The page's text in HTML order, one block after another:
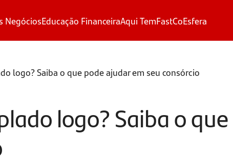
NegóciosEducação FinanceiraAqui TemFastCoEsfera
logo? Saiba o que pode ajudar em seu consórcio
logo? Saiba o